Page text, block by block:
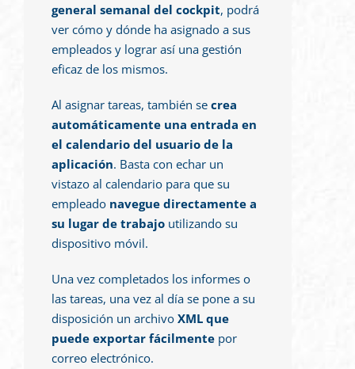
general semanal del cockpit, podrá
ver cómo y dónde ha asignado a sus
empleados y lograr así una gestión
eficaz de los mismos.
Al asignar tareas, también se crea
automáticamente una entrada en
el calendario del usuario de la
aplicación. Basta con echar un
vistazo al calendario para que su
empleado navegue directamente a
su lugar de trabajoutilizando su
dispositivo móvil.
Una vez completados los informes o
las tareas, una vez al día se pone a su
disposición un archivoXML que
puede exportar fácilmentepor
correo electrónico.